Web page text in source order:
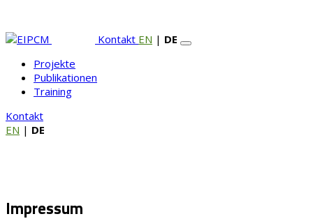
Kontakt EN | DE
Projekte
Publikationen
Training
Kontakt
EN | DE
Impressum